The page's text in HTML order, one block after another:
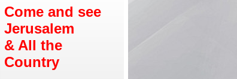
Come and see
Jerusalem
& All the
Country